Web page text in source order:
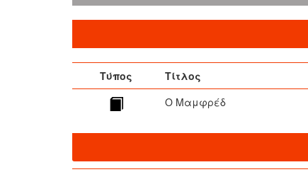
Τύπος Τίτλος
Ο Μαμφρέδ